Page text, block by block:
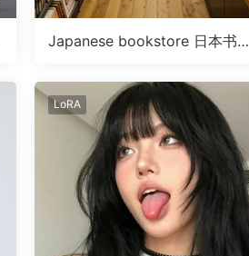
Japanese bookstore 日本书店
LoRA